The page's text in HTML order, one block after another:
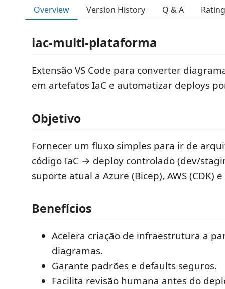
Overview Version History Q & A
iac-multi-plataforma
Extensão VS Code para converter
em artefatos IaC e automatizar deploys
Objetivo
Fornecer um fluxo simples para ir de
código IaC → deploy controlado (dev/
suporte atual a Azure (Bicep), AWS (CDK)
Benefícios
Acelera criação de infraestrutura a
diagramas.
Garante padrões e defaults seguros.
Facilita revisão humana antes do